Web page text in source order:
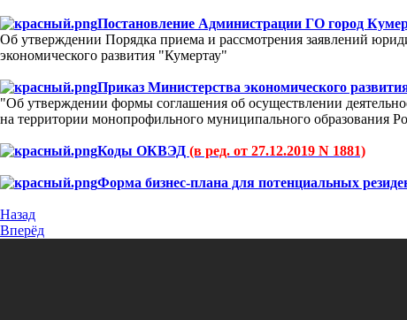
Постановление Администрации ГО город
Об утверждении Порядка приема и рассмотрения заявлений
экономического развития "Кумертау"
Приказ Министерства экономического
"Об утверждении формы соглашения об осуществлении
на территории монопрофильного муниципального образования
Коды ОКВЭД (в ред. от 27.12.2019 N 1881)
Форма бизнес-плана для потенциальных
Назад
Вперёд